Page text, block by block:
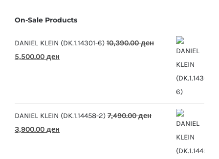
On-Sale Products
DANIEL KLEIN (DK.1.14301-6) 10,390.00ден
Original
5,500.00 ден
DANIEL KLEIN (DK.1.14458-2) 7,490.00ден
Original
3,900.00 ден